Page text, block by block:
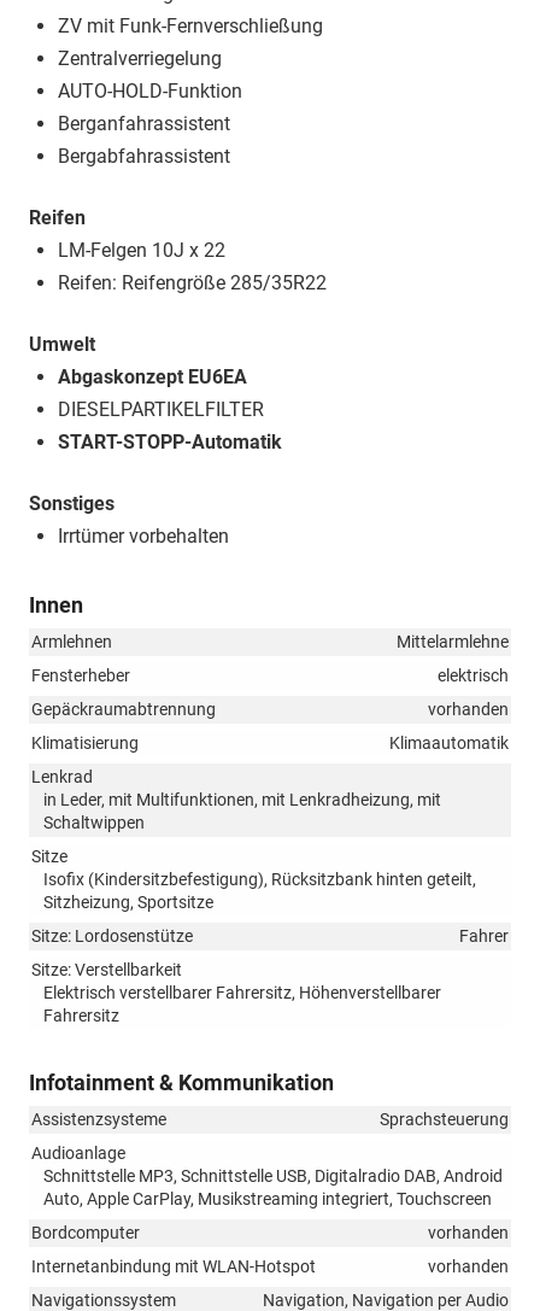
ZV mit Funk-Fernverschließung
Zentralverriegelung
AUTO-HOLD-Funktion
Berganfahrassistent
Bergabfahrassistent
Reifen
LM-Felgen 10J x 22
Reifen: Reifengröße 285/35R22
Umwelt
Abgaskonzept EU6EA
DIESELPARTIKELFILTER
START-STOPP-Automatik
Sonstiges
Irrtümer vorbehalten
Innen
Armlehnen
Mittelarmlehne
Fensterheber
elektrisch
Gepäckraumabtrennung
vorhanden
Klimatisierung
Klimaautomatik
Lenkrad
in Leder, mit Multifunktionen, mit Lenkradheizung, mit
Schaltwippen
Sitze
Isofix (Kindersitzbefestigung), Rücksitzbank hinten geteilt,
Sitzheizung, Sportsitze
Sitze: Lordosenstütze
Fahrer
Sitze: Verstellbarkeit
Elektrisch verstellbarer Fahrersitz, Höhenverstellbarer
Fahrersitz
Infotainment & Kommunikation
Assistenzsysteme
Sprachsteuerung
Audioanlage
Schnittstelle MP3, Schnittstelle USB, Digitalradio DAB, Android
Auto, Apple CarPlay, Musikstreaming integriert, Touchscreen
Bordcomputer
vorhanden
Internetanbindung mit WLAN-Hotspot
vorhanden
Navigationssystem
Navigation, Navigation per Audio